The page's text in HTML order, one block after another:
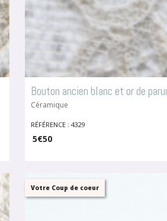
Bouton ancien blanc et or de
Céramique
RÉFÉRENCE : 4329
5€50
Votre Coup de coeur